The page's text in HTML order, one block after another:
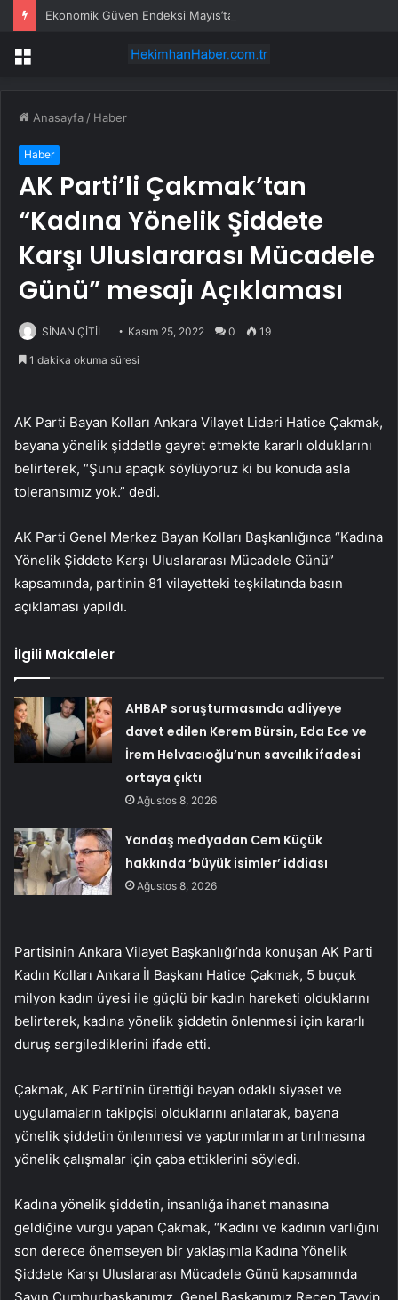
Ekonomik Güven Endeksi Mayıs’ta Arttı
Menü
Anasayfa / Haber
Haber
AK Parti’li Çakmak’tan
“Kadına Yönelik Şiddete
Karşı Uluslararası Mücadele
Günü” mesajı Açıklaması
SİNAN ÇİTİL Kasım 25, 2022 0 19
1 dakika okuma süresi
AK Parti Bayan Kolları Ankara Vilayet Lideri Hatice Çakmak,
bayana yönelik şiddetle gayret etmekte kararlı olduklarını
belirterek, “Şunu apaçık söylüyoruz ki bu konuda asla
toleransımız yok.” dedi.
AK Parti Genel Merkez Bayan Kolları Başkanlığınca “Kadına
Yönelik Şiddete Karşı Uluslararası Mücadele Günü”
kapsamında, partinin 81 vilayetteki teşkilatında basın
açıklaması yapıldı.
İlgili Makaleler
AHBAP soruşturmasında adliyeye
davet edilen Kerem Bürsin, Eda Ece ve
İrem Helvacıoğlu’nun savcılık ifadesi
ortaya çıktı
Ağustos 8, 2026
Yandaş medyadan Cem Küçük
hakkında ‘büyük isimler’ iddiası
Ağustos 8, 2026
Partisinin Ankara Vilayet Başkanlığı’nda konuşan AK Parti
Kadın Kolları Ankara İl Başkanı Hatice Çakmak, 5 buçuk
milyon kadın üyesi ile güçlü bir kadın hareketi olduklarını
belirterek, kadına yönelik şiddetin önlenmesi için kararlı
duruş sergilediklerini ifade etti.
Çakmak, AK Parti’nin ürettiği bayan odaklı siyaset ve
uygulamaların takipçisi olduklarını anlatarak, bayana
yönelik şiddetin önlenmesi ve yaptırımların artırılmasına
yönelik çalışmalar için çaba ettiklerini söyledi.
Kadına yönelik şiddetin, insanlığa ihanet manasına
geldiğine vurgu yapan Çakmak, “Kadını ve kadının varlığını
son derece önemseyen bir yaklaşımla Kadına Yönelik
Şiddete Karşı Uluslararası Mücadele Günü kapsamında